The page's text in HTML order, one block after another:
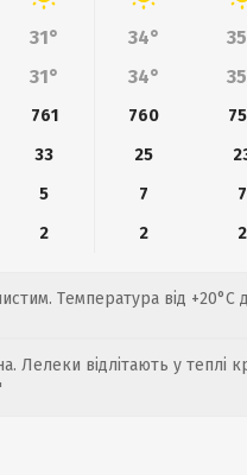
31° 34°
31° 34°
761 760
33 25
5 7 7
2 2 2
Температура від +20°C
Лелеки відлітають у теплі